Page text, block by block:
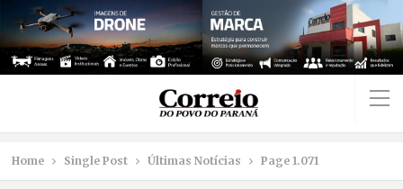
Home Single Post Últimas Notícias Page 1.071